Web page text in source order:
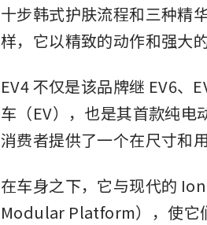
十步韩式护肤流程和三种精
样，它以精致的动作和强大
EV4 不仅是该品牌继 EV6、
车（EV），也是其首款纯
消费者提供了一个在尺寸和
在车身之下，它与现代的
Modular Platform），使它